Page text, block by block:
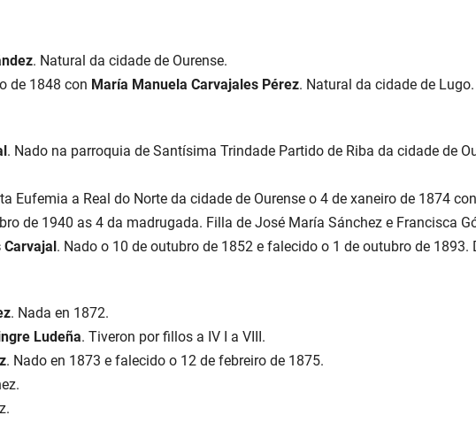
. Natural da cidade de Ourense.
de 1848 con María Manuela Carvajales Pérez. Natural da cidade de
. Nado na parroquia de Santísima Trindade Partido de Riba da cidade de
Eufemia a Real do Norte da cidade de Ourense o 4 de xaneiro de 1874 con
de 1940 as 4 da madrugada. Filla de José María Sánchez e Francisca
. Nado o 10 de outubro de 1852 e falecido o 1 de outubro de 1893.
. Nada en 1872.
Ludeña. Tiveron por fillos a IV I a VIII.
. Nado en 1873 e falecido o 12 de febreiro de 1875.